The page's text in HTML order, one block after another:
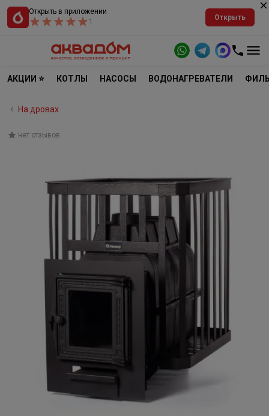
Открыть в приложении
1
Открыть
АКЦИИ ⭐ КОТЛЫ НАСОСЫ ВОДОНАГРЕВАТЕЛИ
На дровах
нет отзывов